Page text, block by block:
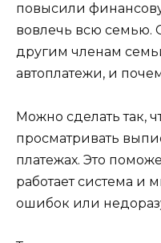
повысили
вовлечь всю семью.
другим членам
автоплатежи, и
Можно сделать так,
просматривать
платежах. Это
работает система и
ошибок или